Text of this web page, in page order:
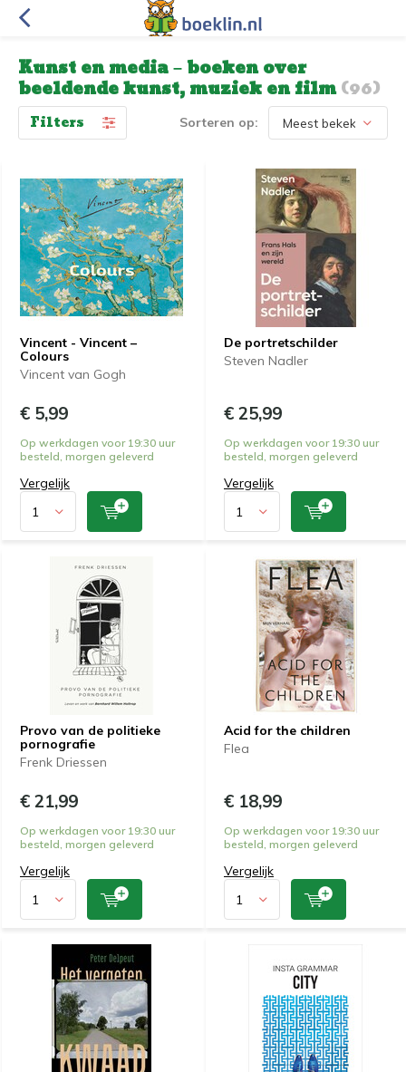
Kunst en media – boeken over
beeldende kunst, muziek en film(96)
Filters Sorteren op:
Vincent - Vincent –
Colours
Vincent van Gogh
€ 5,99
Op werkdagen voor 19:30 uur
besteld, morgen geleverd
Vergelijk
De portretschilder
Steven Nadler
€ 25,99
Op werkdagen voor 19:30 uur
besteld, morgen geleverd
Vergelijk
Provo van de politieke
pornografie
Frenk Driessen
€ 21,99
Op werkdagen voor 19:30 uur
besteld, morgen geleverd
Vergelijk
Acid for the children
Flea
€ 18,99
Op werkdagen voor 19:30 uur
besteld, morgen geleverd
Vergelijk